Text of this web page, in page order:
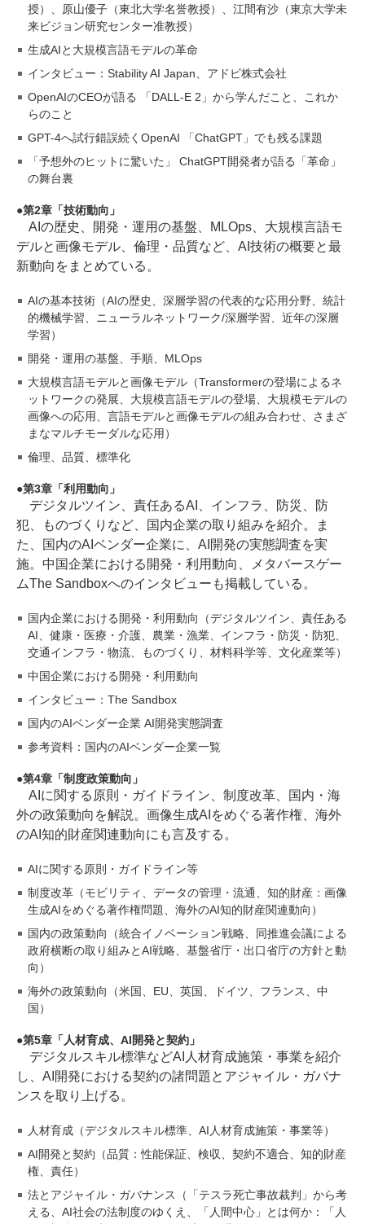
授）、原山優子（東北大学名誉教授）、江間有沙（東京大学未
来ビジョン研究センター准教授）
生成AIと大規模言語モデルの革命
インタビュー：Stability AI Japan、アドビ株式会社
OpenAIのCEOが語る 「DALL-E 2」から学んだこと、これか
らのこと
GPT-4へ試行錯誤続くOpenAI 「ChatGPT」でも残る課題
「予想外のヒットに驚いた」 ChatGPT開発者が語る「革命」
の舞台裏
第2章「技術動向」
AIの歴史、開発・運用の基盤、MLOps、大規模言語モ
デルと画像モデル、倫理・品質など、AI技術の概要と最
新動向をまとめている。
AIの基本技術（AIの歴史、深層学習の代表的な応用分野、統計
的機械学習、ニューラルネットワーク/深層学習、近年の深層
学習）
開発・運用の基盤、手順、MLOps
大規模言語モデルと画像モデル（Transformerの登場によるネ
ットワークの発展、大規模言語モデルの登場、大規模モデルの
画像への応用、言語モデルと画像モデルの組み合わせ、さまざ
まなマルチモーダルな応用）
倫理、品質、標準化
第3章「利用動向」
デジタルツイン、責任あるAI、インフラ、防災、防
犯、ものづくりなど、国内企業の取り組みを紹介。ま
た、国内のAIベンダー企業に、AI開発の実態調査を実
施。中国企業における開発・利用動向、メタバースゲー
ムThe Sandboxへのインタビューも掲載している。
国内企業における開発・利用動向（デジタルツイン、責任ある
AI、健康・医療・介護、農業・漁業、インフラ・防災・防犯、
交通インフラ・物流、ものづくり、材料科学等、文化産業等）
中国企業における開発・利用動向
インタビュー：The Sandbox
国内のAIベンダー企業 AI開発実態調査
参考資料：国内のAIベンダー企業一覧
第4章「制度政策動向」
AIに関する原則・ガイドライン、制度改革、国内・海
外の政策動向を解説。画像生成AIをめぐる著作権、海外
のAI知的財産関連動向にも言及する。
AIに関する原則・ガイドライン等
制度改革（モビリティ、データの管理・流通、知的財産：画像
生成AIをめぐる著作権問題、海外のAI知的財産関連動向）
国内の政策動向（統合イノベーション戦略、同推進会議による
政府横断の取り組みとAI戦略、基盤省庁・出口省庁の方針と動
向）
海外の政策動向（米国、EU、英国、ドイツ、フランス、中
国）
第5章「人材育成、AI開発と契約」
デジタルスキル標準などAI人材育成施策・事業を紹介
し、AI開発における契約の諸問題とアジャイル・ガバナ
ンスを取り上げる。
人材育成（デジタルスキル標準、AI人材育成施策・事業等）
AI開発と契約（品質：性能保証、検収、契約不適合、知的財産
権、責任）
法とアジャイル・ガバナンス（「テスラ死亡事故裁判」から考
える、AI社会の法制度のゆくえ、「人間中心」とは何か：「人